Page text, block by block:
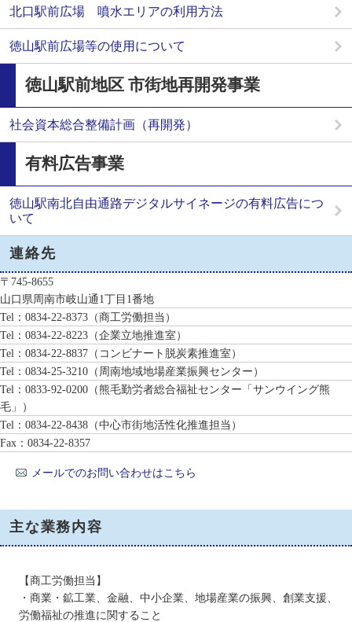
北口駅前広場 噴水エリアの利用方法
徳山駅前広場等の使用について
徳山駅前地区 市街地再開発事業
社会資本総合整備計画（再開発）
有料広告事業
徳山駅南北自由通路デジタルサイネージの有料広告につ
いて
連絡先
〒745-8655
山口県周南市岐山通1丁目1番地
Tel：0834-22-8373 （商工労働担当）
Tel：0834-22-8223 （企業立地推進室）
Tel：0834-22-8837 （コンビナート脱炭素推進室）
Tel：0834-25-3210 （周南地域地場産業振興センター）
Tel：0833-92-0200 （熊毛勤労者総合福祉センター「サンウイング熊
毛」）
Tel：0834-22-8438 （中心市街地活性化推進担当）
Fax：0834-22-8357
メールでのお問い合わせはこちら
主な業務内容
【商工労働担当】
・商業・鉱工業、金融、中小企業、地場産業の振興、創業支援、
労働福祉の推進に関すること